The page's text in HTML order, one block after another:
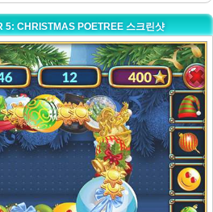
5: CHRISTMAS POETREE 스크린샷